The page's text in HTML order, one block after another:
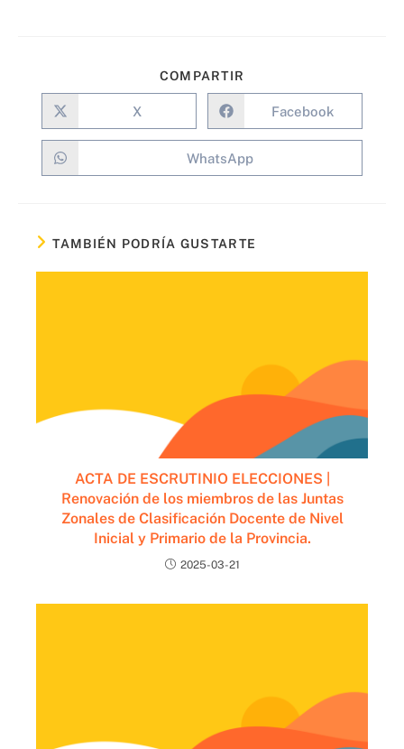
COMPARTIR
X Facebook
WhatsApp
TAMBIÉN PODRÍA GUSTARTE
ACTA DE ESCRUTINIO ELECCIONES |
Renovación de los miembros de las Juntas
Zonales de Clasificación Docente de Nivel
Inicial y Primario de la Provincia.
2025-03-21